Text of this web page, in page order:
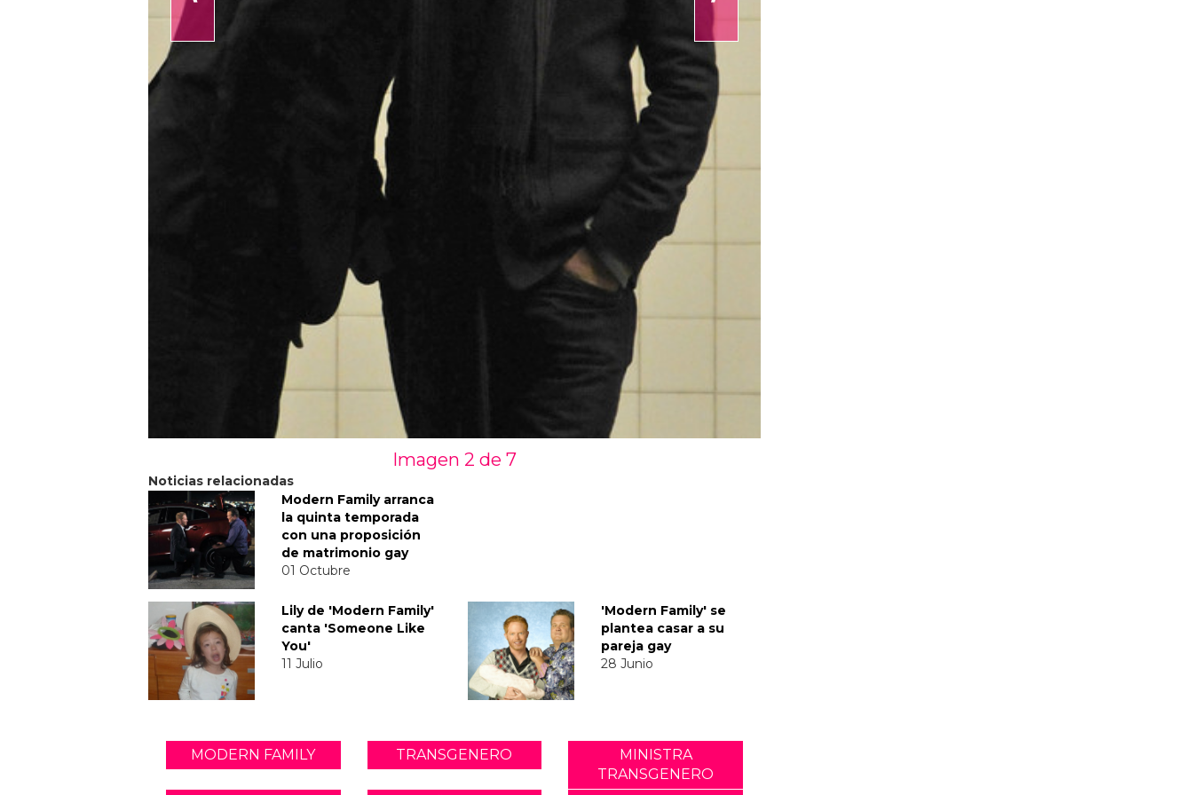
Imagen 2 de 7
Noticias relacionadas
Modern Family arranca
la quinta temporada
con una proposición
de matrimonio gay
01 Octubre
Lily de 'Modern Family'
canta 'Someone Like
You'
11 Julio
'Modern Family' se
plantea casar a su
pareja gay
28 Junio
MODERN FAMILY TRANSGENERO
MINISTRA
TRANSGENERO